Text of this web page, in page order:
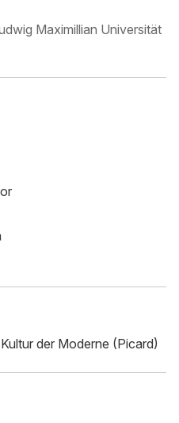
Maximillian Universität
der Moderne (Picard)